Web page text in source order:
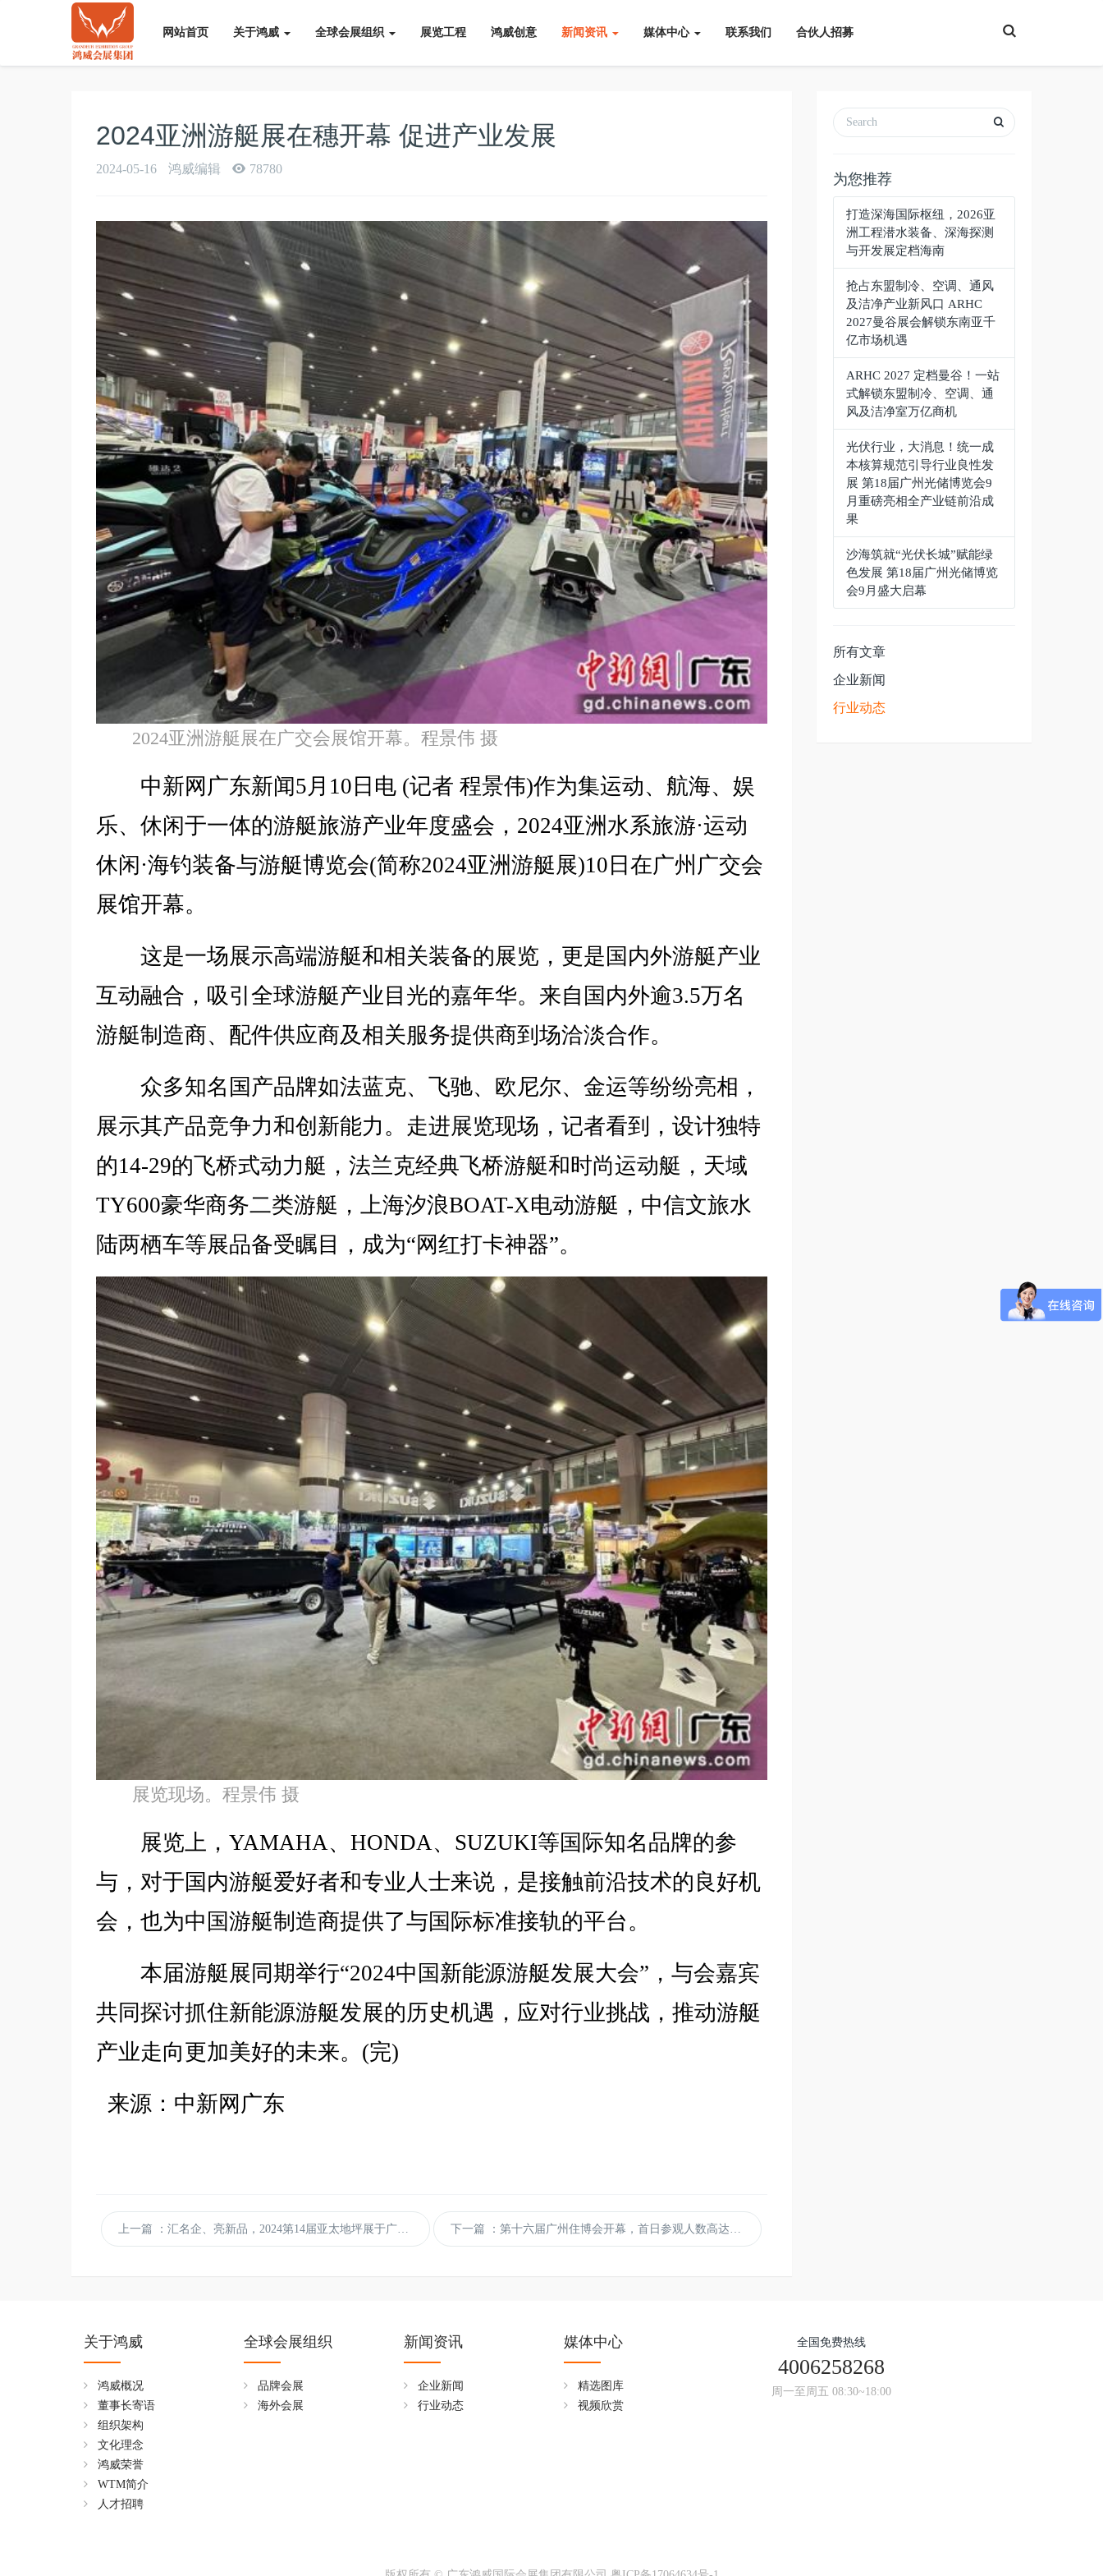
T
o
g
e
a
r
网站首页 关于鸿威 全球会展组织 展览工程 鸿威创意 新闻资讯 媒体中心 联系我们 合伙人招募
2024亚洲游艇展在穗开幕 促进产业发展
2024-05-16 鸿威编辑 78780
2024亚洲游艇展在广交会展馆开幕。程景伟 摄
中新网广东新闻5月10日电 (记者 程景伟)作为集运动、航海、娱
乐、休闲于一体的游艇旅游产业年度盛会，2024亚洲水系旅游·运动
休闲·海钓装备与游艇博览会(简称2024亚洲游艇展)10日在广州广交会
展馆开幕。
这是一场展示高端游艇和相关装备的展览，更是国内外游艇产业
互动融合，吸引全球游艇产业目光的嘉年华。来自国内外逾3.5万名
游艇制造商、配件供应商及相关服务提供商到场洽淡合作。
众多知名国产品牌如法蓝克、飞驰、欧尼尔、金运等纷纷亮相，
展示其产品竞争力和创新能力。走进展览现场，记者看到，设计独特
的14-29的飞桥式动力艇，法兰克经典飞桥游艇和时尚运动艇，天域
TY600豪华商务二类游艇，上海汐浪BOAT-X电动游艇，中信文旅水
陆两栖车等展品备受瞩目，成为“网红打卡神器”。
展览现场。程景伟 摄
展览上，YAMAHA、HONDA、SUZUKI等国际知名品牌的参
与，对于国内游艇爱好者和专业人士来说，是接触前沿技术的良好机
会，也为中国游艇制造商提供了与国际标准接轨的平台。
本届游艇展同期举行“2024中国新能源游艇发展大会”，与会嘉宾
共同探讨抓住新能源游艇发展的历史机遇，应对行业挑战，推动游艇
产业走向更加美好的未来。(完)
来源：中新网广东
上一篇 ：汇名企、亮新品，2024第14届亚太地坪展于广州圆满收官 下一篇 ：第十六届广州住博会开幕，首日参观人数高达1.5万人次
为您推荐
打造深海国际枢纽，2026亚
洲工程潜水装备、深海探测
与开发展定档海南
抢占东盟制冷、空调、通风
及洁净产业新风口 ARHC
2027曼谷展会解锁东南亚千
亿市场机遇
ARHC 2027 定档曼谷！一站
式解锁东盟制冷、空调、通
风及洁净室万亿商机
光伏行业，大消息！统一成
本核算规范引导行业良性发
展 第18届广州光储博览会9
月重磅亮相全产业链前沿成
果
沙海筑就“光伏长城”赋能绿
色发展 第18届广州光储博览
会9月盛大启幕
所有文章
企业新闻
行业动态
关于鸿威
鸿威概况
董事长寄语
组织架构
文化理念
鸿威荣誉
WTM简介
人才招聘
全球会展组织
品牌会展
海外会展
新闻资讯
企业新闻
行业动态
媒体中心
精选图库
视频欣赏
全国免费热线
4006258268
周一至周五 08:30~18:00